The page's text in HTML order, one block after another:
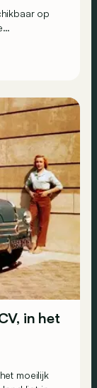
op
in het
moeilijk